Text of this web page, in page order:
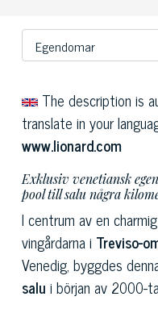
The description is
translate in your
www.lionard.com
Exklusiv venetiansk
pool till salu några
I centrum av en
vingårdarna i Treviso-
Venedig, byggdes
salu i början av 2000-